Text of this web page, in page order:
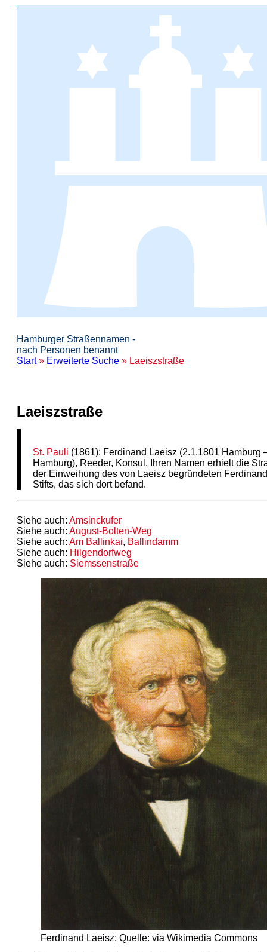
Hamburger Straßennamen -
nach Personen benannt
Start» Erweiterte Suche » Laeiszstraße
Laeiszstraße
St. Pauli (1861): Ferdinand Laeisz (2.1.1801 Hamburg
Hamburg), Reeder, Konsul. Ihren Namen erhielt die
der Einweihung des von Laeisz begründeten
Stifts, das sich dort befand.
Siehe auch: Amsinckufer
Siehe auch: August-Bolten-Weg
Siehe auch: Am Ballinkai, Ballindamm
Siehe auch: Hilgendorfweg
Siehe auch: Siemssenstraße
Ferdinand Laeisz; Quelle: via Wikimedia Commons